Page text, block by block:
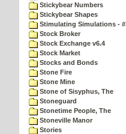
Stickybear Numbers
Stickybear Shapes
Stimulating Simulations -
Stock Broker
Stock Exchange v6.4
Stock Market
Stocks and Bonds
Stone Fire
Stone Mine
Stone of Sisyphus, The
Stoneguard
Stonetime People, The
Stoneville Manor
Stories